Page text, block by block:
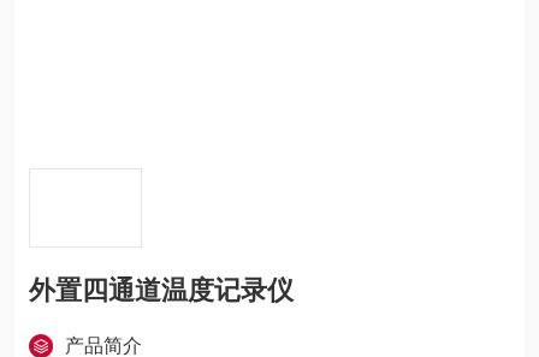
外置四通道温度记录仪
产品简介